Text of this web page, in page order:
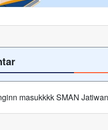
masukkkk SMAN